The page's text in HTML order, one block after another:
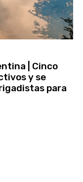
| Cinco
y se
para